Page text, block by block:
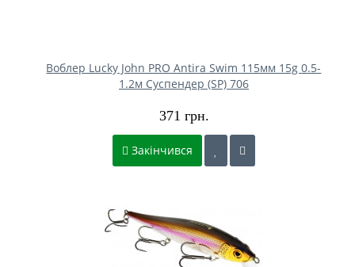
Воблер Lucky John PRO Antira Swim 115мм 15g 0.5-
1.2м Cуспендер (SP) 706
371 грн.
Закінчився